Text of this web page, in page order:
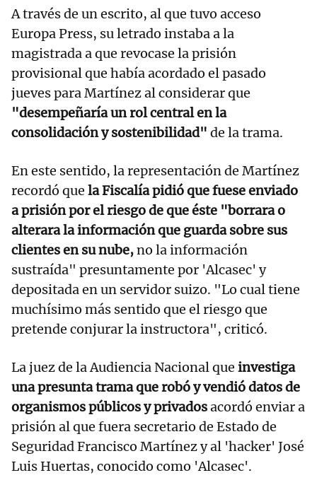
A través de un escrito, al que tuvo acceso
Europa Press, su letrado instaba a la
magistrada a que revocase la prisión
provisional que había acordado el pasado
jueves para Martínez al considerar que
"desempeñaría un rol central en la
consolidación y sostenibilidad" de la trama.
En este sentido, la representación de Martínez
recordó que la Fiscalía pidió que fuese enviado
a prisión por el riesgo de que éste "borrara o
alterara la información que guarda sobre sus
clientes en su nube,no la información
sustraída" presuntamente por 'Alcasec' y
depositada en un servidor suizo. "Lo cual tiene
muchísimo más sentido que el riesgo que
pretende conjurar la instructora", criticó.
La juez de la Audiencia Nacional que investiga
una presunta trama que robó y vendió datos de
organismos públicos y privadosacordó enviar a
prisión al que fuera secretario de Estado de
Seguridad Francisco Martínez y al 'hacker' José
Luis Huertas, conocido como 'Alcasec'.